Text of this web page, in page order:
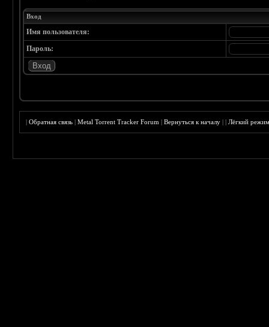
Вход
Имя пользователя:
Пароль:
|Обратная связь |Metal Torrent Tracker Forum |Вернуться к началу ||Лёгкий